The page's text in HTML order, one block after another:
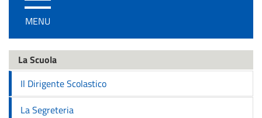
/
disattiva
navigazione
MENU
La Scuola
Il Dirigente Scolastico
La Segreteria